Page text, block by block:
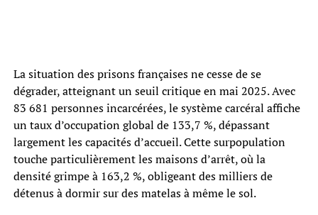
La situation des prisons françaises ne cesse de se
dégrader, atteignant un seuil critique en mai 2025. Avec
83 681 personnes incarcérées, le système carcéral affiche
un taux d’occupation global de 133,7 %, dépassant
largement les capacités d’accueil. Cette surpopulation
touche particulièrement les maisons d’arrêt, où la
densité grimpe à 163,2 %, obligeant des milliers de
détenus à dormir sur des matelas à même le sol.